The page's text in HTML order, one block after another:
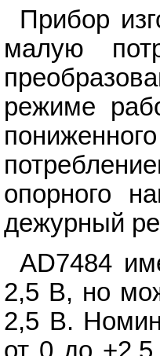
Прибор
малую
режиме
опорного
дежурный
AD7484
2,5 В, но
2,5 В.
от 0 до